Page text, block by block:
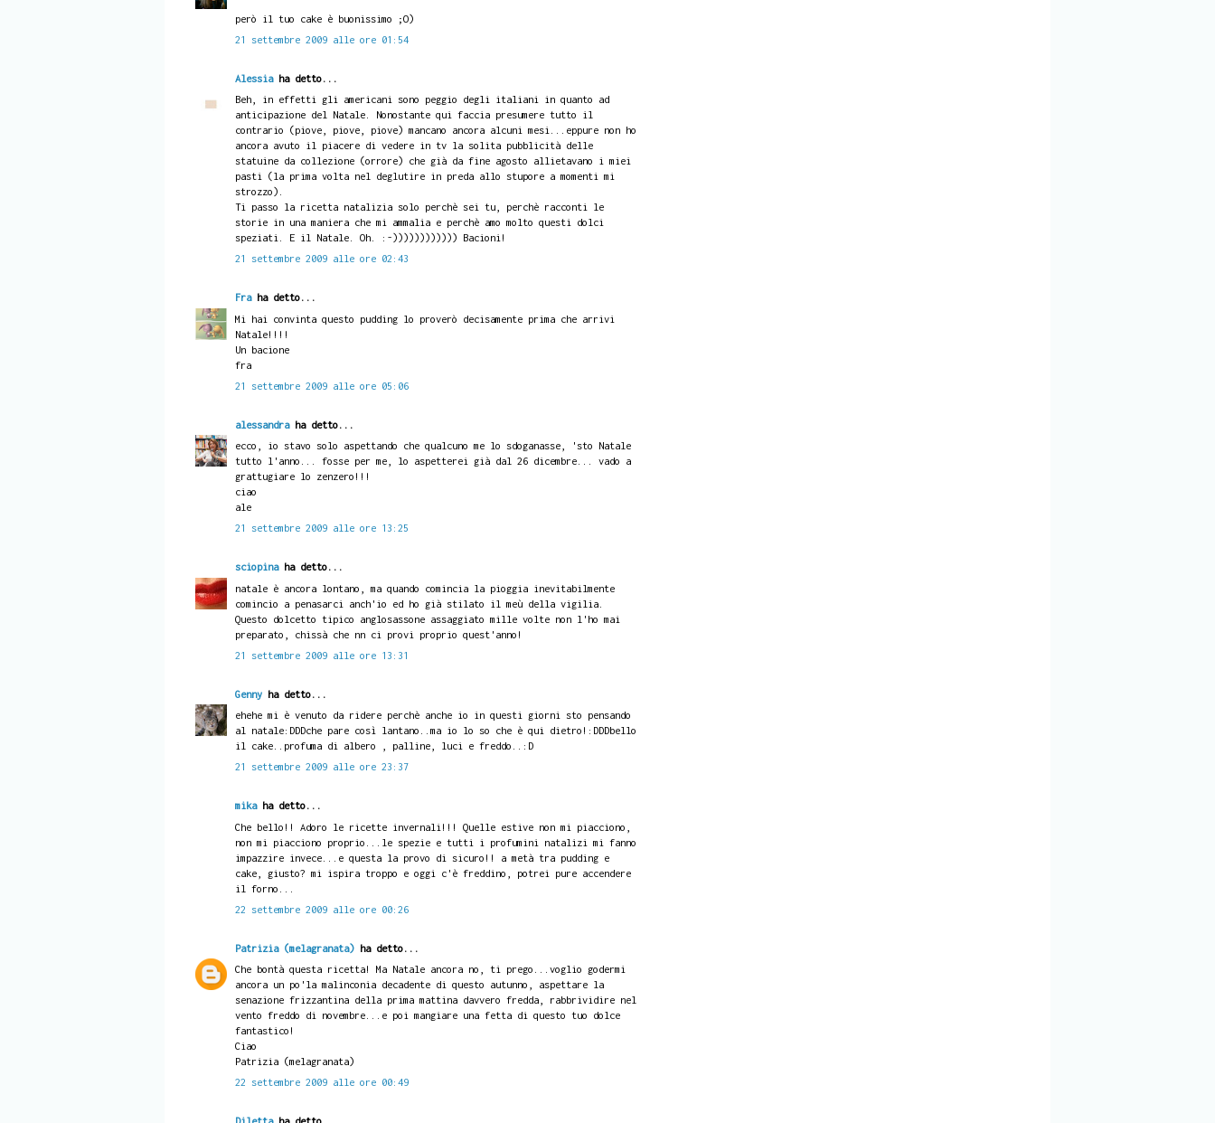
però il tuo cake è buonissimo ;O)
21 settembre 2009 alle ore 01:54
Alessiaha detto...
Beh, in effetti gli americani sono peggio degli italiani in quanto ad
anticipazione del Natale. Nonostante qui faccia presumere tutto il
contrario (piove, piove, piove) mancano ancora alcuni mesi...eppure non ho
ancora avuto il piacere di vedere in tv la solita pubblicità delle
statuine da collezione (orrore) che già da fine agosto allietavano i miei
pasti (la prima volta nel deglutire in preda allo stupore a momenti mi
strozzo).
Ti passo la ricetta natalizia solo perchè sei tu, perchè racconti le
storie in una maniera che mi ammalia e perchè amo molto questi dolci
speziati. E il Natale. Oh. :-)))))))))))) Bacioni!
21 settembre 2009 alle ore 02:43
Fraha detto...
Mi hai convinta questo pudding lo proverò decisamente prima che arrivi
Natale!!!!
Un bacione
fra
21 settembre 2009 alle ore 05:06
alessandraha detto...
ecco, io stavo solo aspettando che qualcuno me lo sdoganasse, 'sto Natale
tutto l'anno... fosse per me, lo aspetterei già dal 26 dicembre... vado a
grattugiare lo zenzero!!!
ciao
ale
21 settembre 2009 alle ore 13:25
sciopinaha detto...
natale è ancora lontano, ma quando comincia la pioggia inevitabilmente
comincio a penasarci anch'io ed ho già stilato il meù della vigilia.
Questo dolcetto tipico anglosassone assaggiato mille volte non l'ho mai
preparato, chissà che nn ci provi proprio quest'anno!
21 settembre 2009 alle ore 13:31
Gennyha detto...
ehehe mi è venuto da ridere perchè anche io in questi giorni sto pensando
al natale:DDDche pare così lantano..ma io lo so che è qui dietro!:DDDbello
il cake..profuma di albero , palline, luci e freddo..:D
21 settembre 2009 alle ore 23:37
mikaha detto...
Che bello!! Adoro le ricette invernali!!! Quelle estive non mi piacciono,
non mi piacciono proprio...le spezie e tutti i profumini natalizi mi fanno
impazzire invece...e questa la provo di sicuro!! a metà tra pudding e
cake, giusto? mi ispira troppo e oggi c'è freddino, potrei pure accendere
il forno...
22 settembre 2009 alle ore 00:26
Patrizia (melagranata)ha detto...
Che bontà questa ricetta! Ma Natale ancora no, ti prego...voglio godermi
ancora un po'la malinconia decadente di questo autunno, aspettare la
senazione frizzantina della prima mattina davvero fredda, rabbrividire nel
vento freddo di novembre...e poi mangiare una fetta di questo tuo dolce
fantastico!
Ciao
Patrizia (melagranata)
22 settembre 2009 alle ore 00:49